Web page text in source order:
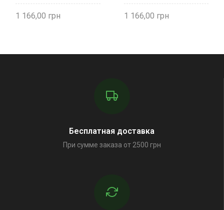
1 166,00 1 166,00
Бесплатная доставка
При сумме заказа от 2500 грн